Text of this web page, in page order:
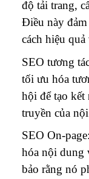
độ tải trang,
Điều này
cách hiệu
SEO tương
tối ưu hóa
hội để tạo kết
truyền của
SEO On-
hóa nội dung
bảo rằng nó